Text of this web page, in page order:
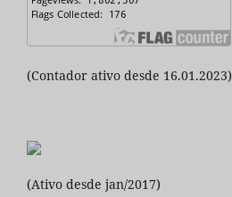
(Contador ativo desde 16.01.2023)
(Ativo desde jan/2017)